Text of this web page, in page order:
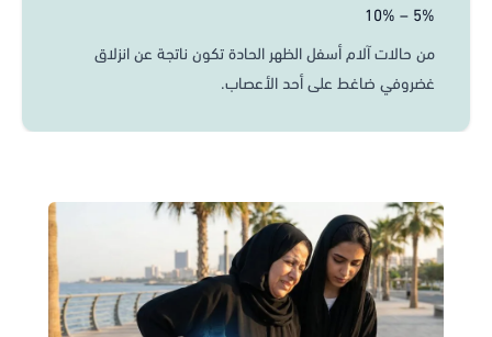
5% – 10%
من حالات آلام أسفل الظهر الحادة تكون ناتجة عن انزلاق
غضروفي ضاغط على أحد الأعصاب.